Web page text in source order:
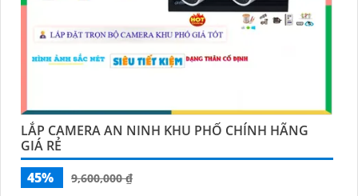
LẮP CAMERA AN NINH KHU PHỐ CHÍNH HÃNG
GIÁ RẺ
45%
9,600,000 ₫